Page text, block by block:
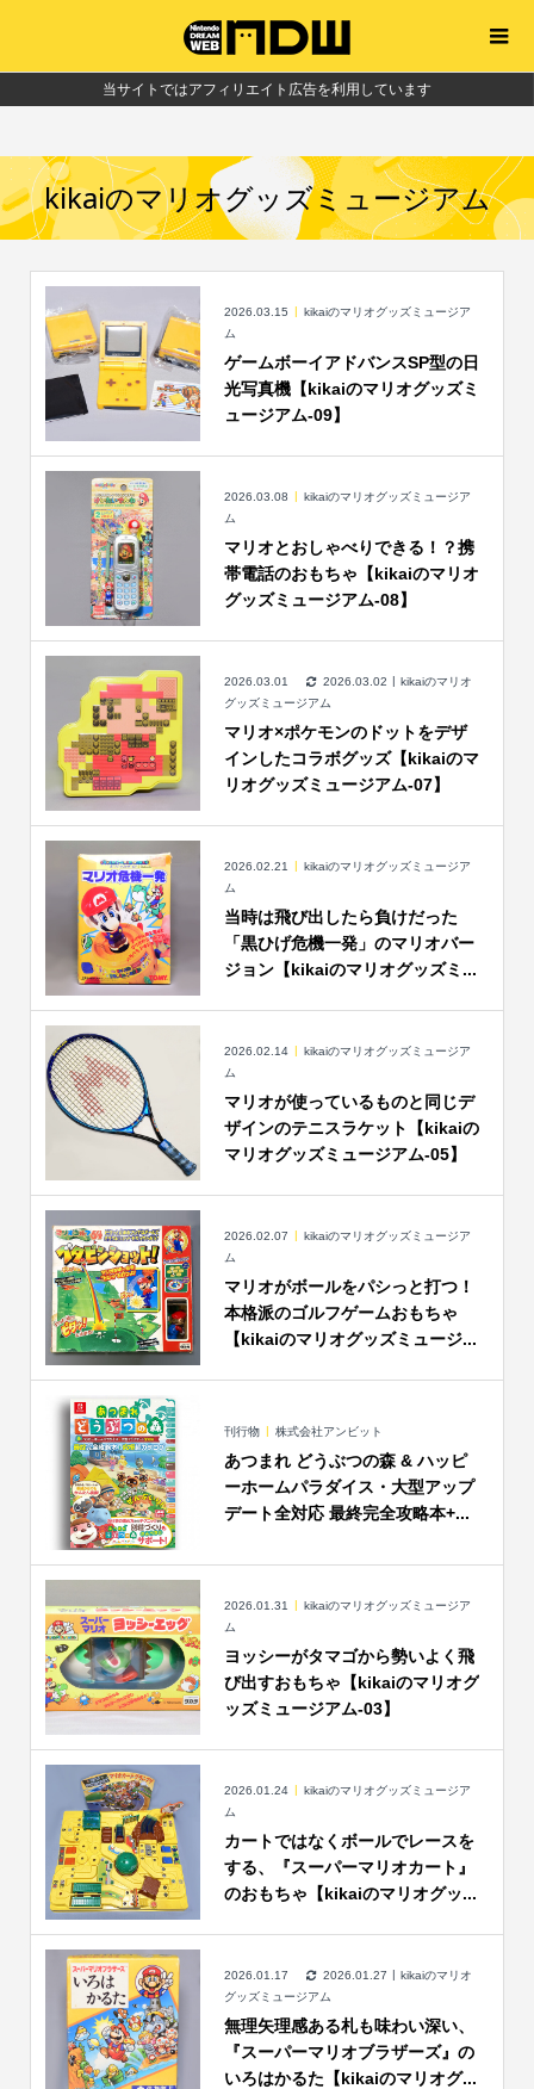
当サイトではアフィリエイト広告を利用しています
kikaiのマリオグッズミュージアム
2026.03.15
kikaiのマリオグッズミュージア
ム
ゲームボーイアドバンスSP型の日
光写真機【kikaiのマリオグッズミ
ュージアム-09】
2026.03.08
kikaiのマリオグッズミュージア
ム
マリオとおしゃべりできる！？携
帯電話のおもちゃ【kikaiのマリオ
グッズミュージアム-08】
2026.03.01 2026.03.02
kikaiのマリオ
グッズミュージアム
マリオ×ポケモンのドットをデザ
インしたコラボグッズ【kikaiのマ
リオグッズミュージアム-07】
2026.02.21
kikaiのマリオグッズミュージア
ム
当時は飛び出したら負けだった
「黒ひげ危機一発」のマリオバー
ジョン【kikaiのマリオグッズミ...
2026.02.14
kikaiのマリオグッズミュージア
ム
マリオが使っているものと同じデ
ザインのテニスラケット【kikaiの
マリオグッズミュージアム-05】
2026.02.07
kikaiのマリオグッズミュージア
ム
マリオがボールをパシっと打つ！
本格派のゴルフゲームおもちゃ
【kikaiのマリオグッズミュージ...
刊行物 株式会社アンビット
あつまれ どうぶつの森 & ハッピ
ーホームパラダイス・大型アップ
デート全対応 最終完全攻略本+...
2026.01.31
kikaiのマリオグッズミュージア
ム
ヨッシーがタマゴから勢いよく飛
び出すおもちゃ【kikaiのマリオグ
ッズミュージアム-03】
2026.01.24
kikaiのマリオグッズミュージア
ム
カートではなくボールでレースを
する、『スーパーマリオカート』
のおもちゃ【kikaiのマリオグッ...
2026.01.17 2026.01.27
kikaiのマリオ
グッズミュージアム
無理矢理感ある札も味わい深い、
『スーパーマリオブラザーズ』の
いろはかるた【kikaiのマリオグ...